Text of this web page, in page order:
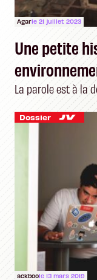
Agarle 21 juillet 2023
Une petite
La parole est à la
Dossier
ackboole 13 mars 2019